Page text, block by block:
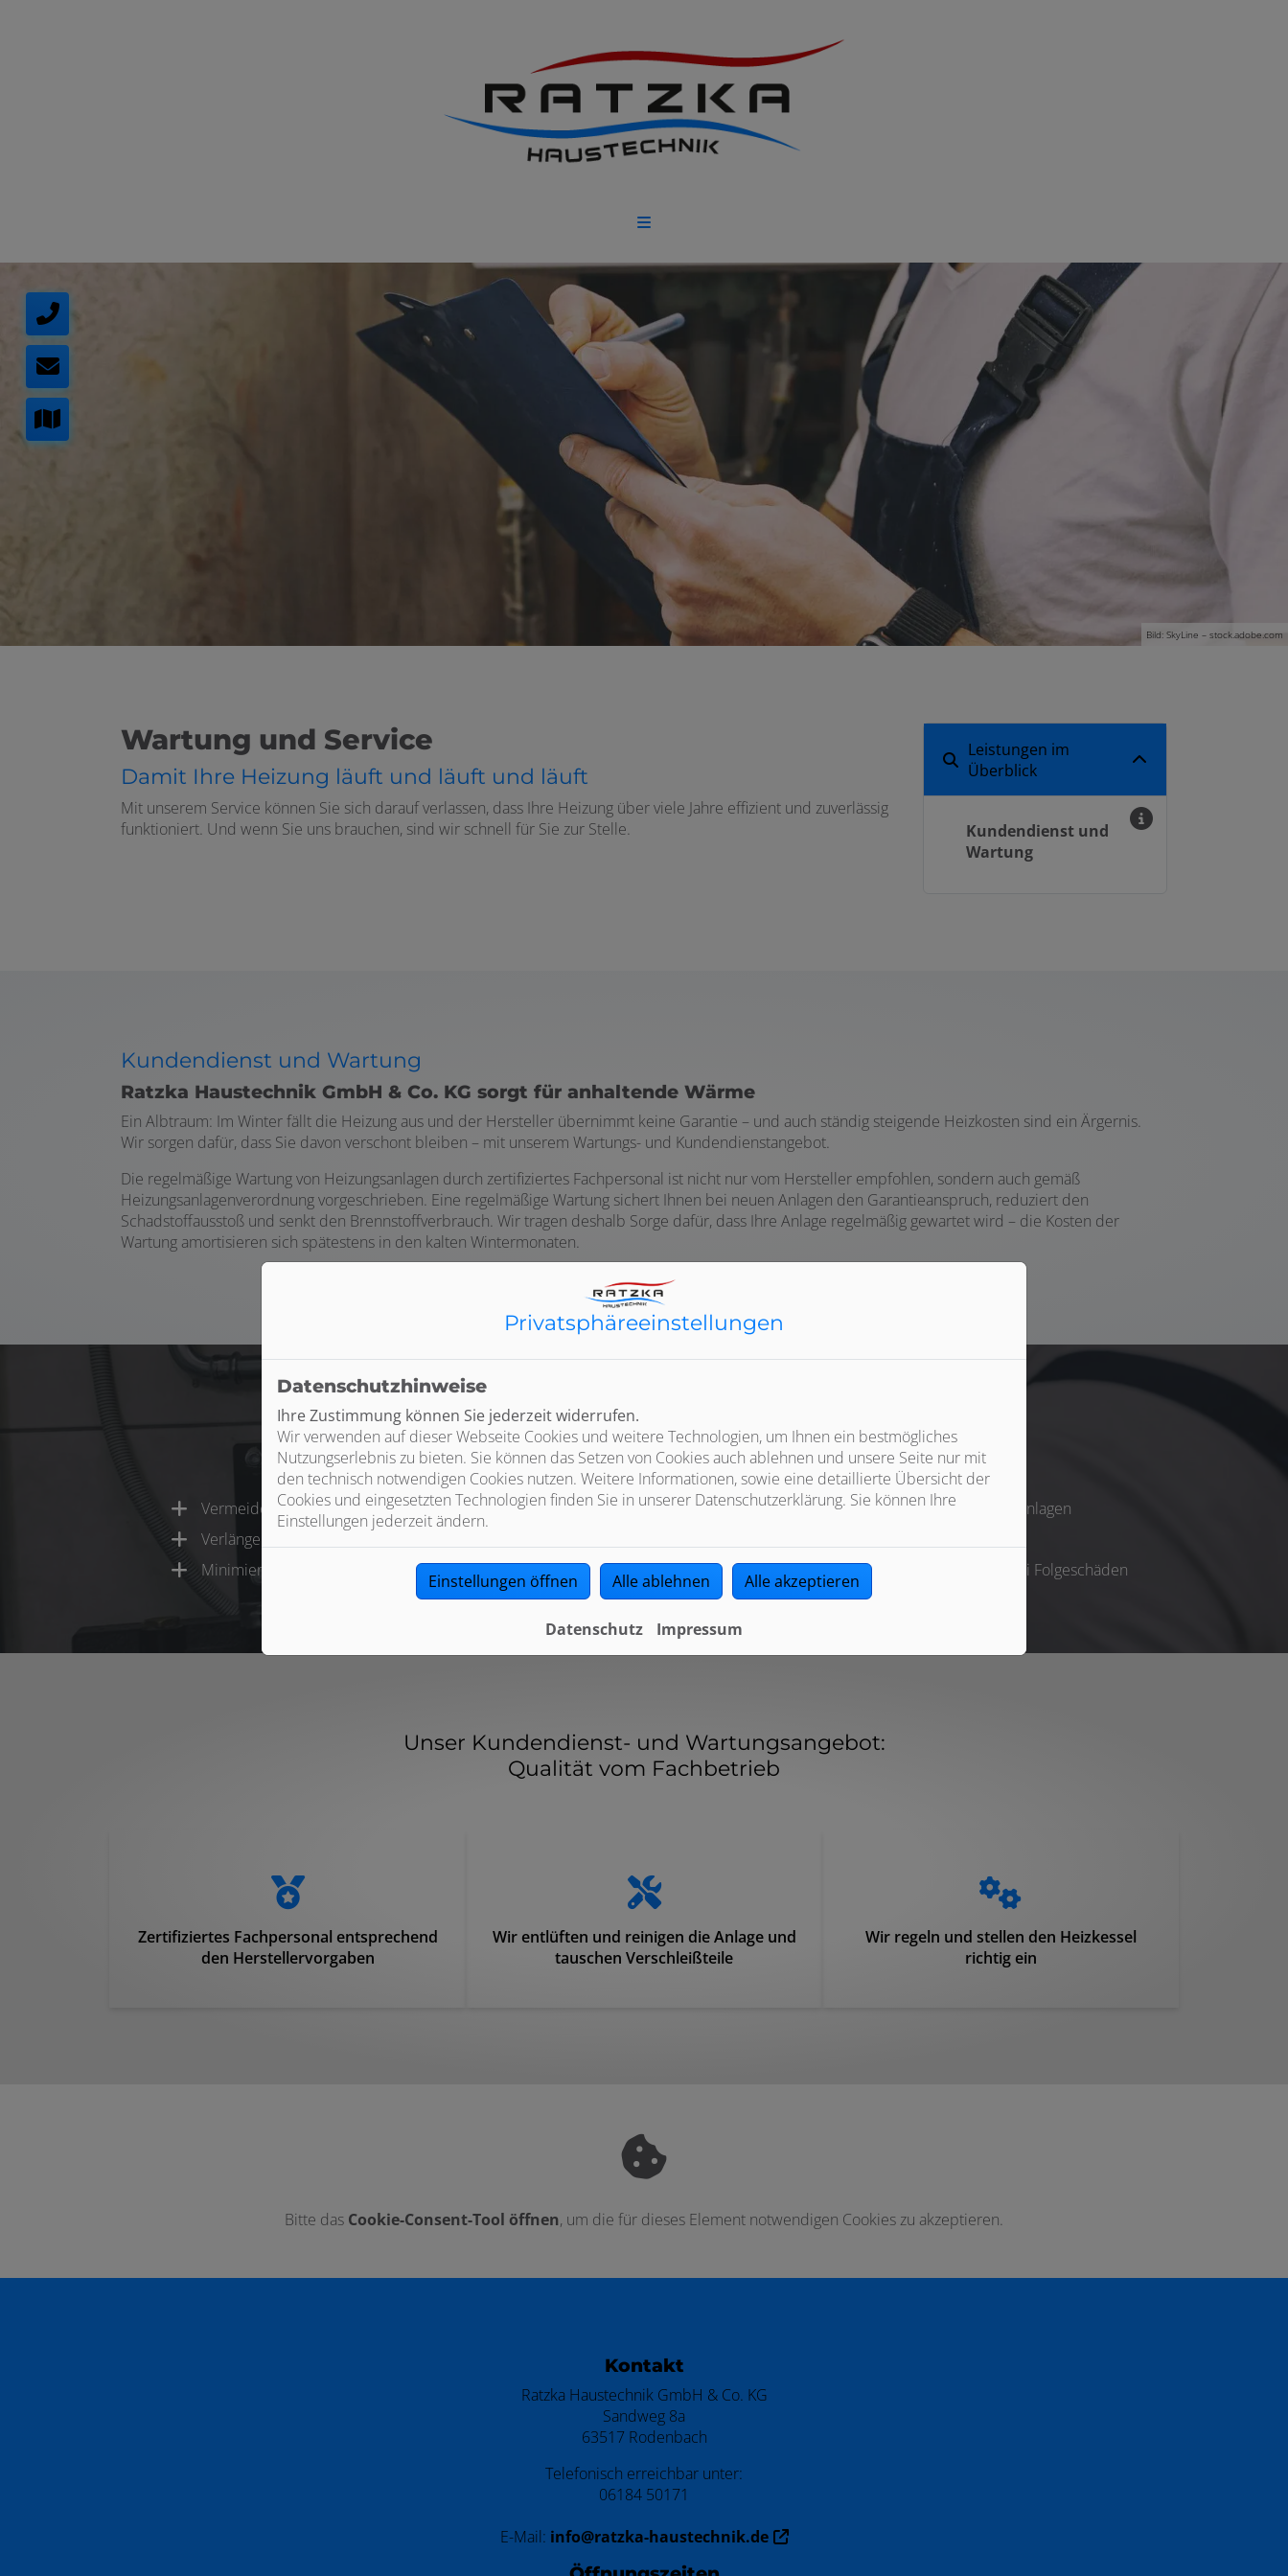
Bild: SkyLine – stock.adobe.com
Wartung und Service
Damit Ihre Heizung läuft und läuft und läuft
Mit unserem Service können Sie sich darauf verlassen, dass Ihre Heizung über viele Jahre effizient und zuverlässig
funktioniert. Und wenn Sie uns brauchen, sind wir schnell für Sie zur Stelle.
Leistungen im
Überblick
Kundendienst und
Wartung
Kundendienst und Wartung
Ratzka Haustechnik GmbH & Co. KG sorgt für anhaltende Wärme
Ein Albtraum: Im Winter fällt die Heizung aus und der Hersteller übernimmt keine Garantie – und auch ständig steigende Heizkosten sind ein Ärgernis.
Wir sorgen dafür, dass Sie davon verschont bleiben – mit unserem Wartungs- und Kundendienstangebot.
Die regelmäßige Wartung von Heizungsanlagen durch zertifiziertes Fachpersonal ist nicht nur vom Hersteller empfohlen, sondern auch gemäß
Heizungsanlagenverordnung vorgeschrieben. Eine regelmäßige Wartung sichert Ihnen bei neuen Anlagen den Garantieanspruch, reduziert den
Schadstoffausstoß und senkt den Brennstoffverbrauch. Wir tragen deshalb Sorge dafür, dass Ihre Anlage regelmäßig gewartet wird – die Kosten der
Wartung amortisieren sich spätestens in den kalten Wintermonaten.
6 Gründe für eine regelmäßige Wartung
Vermeiden Sie hohe Heizkosten durch Verschmutzung
Verlängern Sie die Lebensdauer Ihrer Heizungsanlage
Minimieren Sie den Schadstoffausstoß
Profitieren Sie vom Garantieanspruch neuer Anlagen
Sichern Sie sich Ihren Versicherungsschutz bei Folgeschäden
Unser Kundendienst- und Wartungsangebot:
Qualität vom Fachbetrieb
Zertifiziertes Fachpersonal entsprechend
den Herstellervorgaben
Wir entlüften und reinigen die Anlage und
tauschen Verschleißteile
Wir regeln und stellen den Heizkessel
richtig ein
Bitte das Cookie-Consent-Tool öffnen, um die für dieses Element notwendigen Cookies zu akzeptieren.
Kontakt
Ratzka Haustechnik GmbH & Co. KG
Sandweg 8a
63517 Rodenbach
Telefonisch erreichbar unter:
06184 50171
E-Mail: info@ratzka-haustechnik.de
schließen
und schließen
Privatsphäre­einstellungen
Datenschutzhinweise
Ihre Zustimmung können Sie jederzeit widerrufen.
Wir verwenden auf dieser Webseite Cookies und weitere Technologien, um Ihnen ein bestmögliches
Nutzungserlebnis zu bieten. Sie können das Setzen von Cookies auch ablehnen und unsere Seite nur mit
den technisch notwendigen Cookies nutzen. Weitere Informationen, sowie eine detaillierte Übersicht der
Cookies und eingesetzten Technologien finden Sie in unserer Datenschutzerklärung. Sie können Ihre
Einstellungen jederzeit ändern.
Einstellungen öffnen Alle ablehnen Alle akzeptieren
Datenschutz Impressum